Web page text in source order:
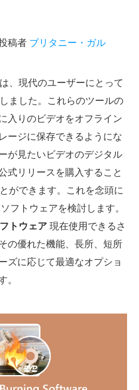
稿者 ブリタニー・ガル
、現代のユーザーにとって
ました。これらのツールの
入りのビデオをオフライン
ージに保存できるようにな
が見たいビデオのデジタル
式リリースを購入すること
ができます。これを念頭に
フトウェアを検討します。
トウェア現在使用できるさ
の優れた機能、長所、短所
ズに応じて最適なオプショ